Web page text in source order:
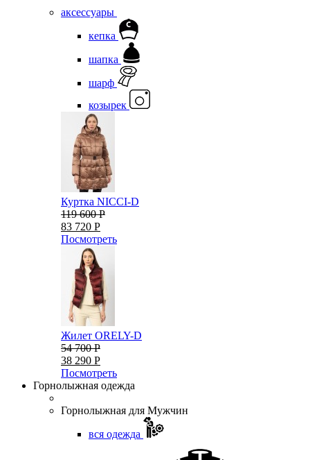
аксессуары
кепка
шапка
шарф
козырек
Куртка NICCI-D
119 600 Р
83 720 Р
Посмотреть
Жилет ORELY-D
54 700 Р
38 290 Р
Посмотреть
Горнолыжная одежда
Горнолыжная для Мужчин
вся одежда